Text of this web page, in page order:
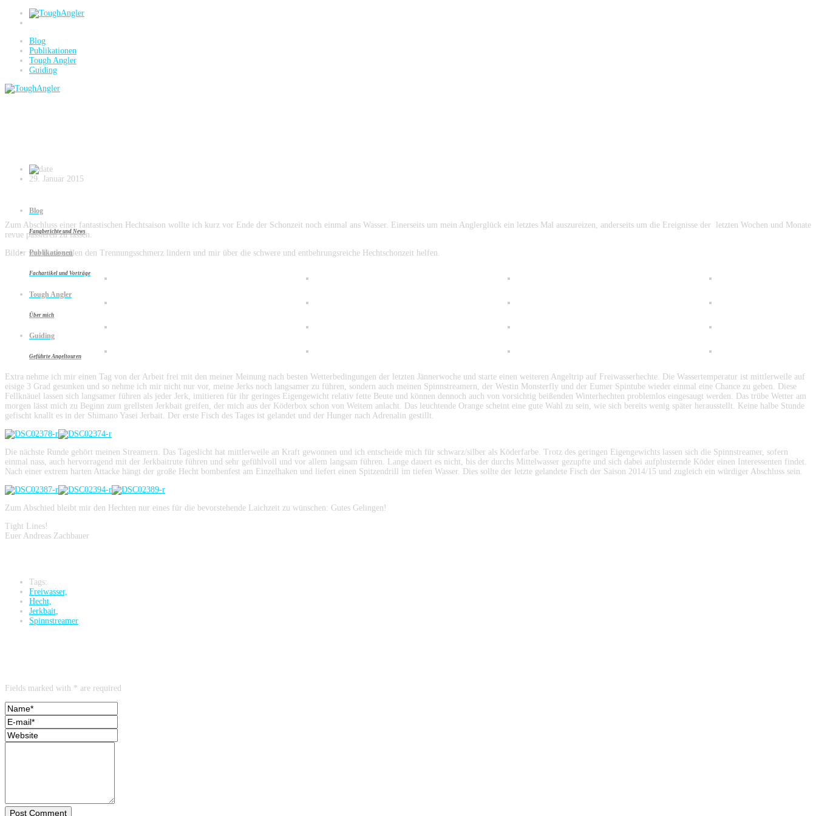
Blog
Publikationen
Tough Angler
Guiding
Blog
Fangberichte und News
Publikationen
Fachartikel und Vorträge
Tough Angler
Über mich
Guiding
Geführte Angeltouren
29. Januar 2015
Zum Abschluss einer fantastischen Hechtsaison wollte ich kurz vor Ende der Schonzeit noch einmal ans Wasser. Einerseits um mein Anglerglück ein letztes Mal auszureizen, anderseits um die Ereignisse der letzten Wochen und Monate
revue passieren zu lassen.
Bilder wie diese sollen den Trennungsschmerz lindern und mir über die schwere und entbehrungsreiche Hechtschonzeit helfen.
Extra nehme ich mir einen Tag von der Arbeit frei mit den meiner Meinung nach besten Wetterbedingungen der letzten Jännerwoche und starte einen weiteren Angeltrip auf Freiwasserhechte. Die Wassertemperatur ist mittlerweile auf
eisige 3 Grad gesunken und so nehme ich mir nicht nur vor, meine Jerks noch langsamer zu führen, sondern auch meinen Spinnstreamern, der Westin Monsterfly und der Eumer Spintube wieder einmal eine Chance zu geben. Diese
Fellknäuel lassen sich langsamer führen als jeder Jerk, imitieren für ihr geringes Eigengewicht relativ fette Beute und können dennoch auch von vorsichtig beißenden Winterhechten problemlos eingesaugt werden. Das trübe Wetter am
morgen lässt mich zu Beginn zum grellsten Jerkbait greifen, der mich aus der Köderbox schon von Weitem anlacht. Das leuchtende Orange scheint eine gute Wahl zu sein, wie sich bereits wenig später herausstellt. Keine halbe Stunde
gefischt knallt es in der Shimano Yasei Jerbait. Der erste Fisch des Tages ist gelandet und der Hunger nach Adrenalin gestillt.
Die nächste Runde gehört meinen Streamern. Das Tageslicht hat mittlerweile an Kraft gewonnen und ich entscheide mich für schwarz/silber als Köderfarbe. Trotz des geringen Eigengewichts lassen sich die Spinnstreamer, sofern
einmal nass, auch hervorragend mit der Jerkbaitrute führen und sehr gefühlvoll und vor allem langsam führen. Lange dauert es nicht, bis der durchs Mittelwasser gezupfte und sich dabei aufplusternde Köder einen Interessenten findet.
Nach einer extrem harten Attacke hängt der große Hecht bombenfest am Einzelhaken und liefert einen Spitzendrill im tiefen Wasser. Dies sollte der letzte gelandete Fisch der Saison 2014/15 und zugleich ein würdiger Abschluss sein.
Zum Abschied bleibt mir den Hechten nur eines für die bevorstehende Laichzeit zu wünschen: Gutes Gelingen!
Tight Lines!
Euer Andreas Zachbauer
Tags:
Freiwasser,
Hecht,
Jerkbait,
Spinnstreamer
Fields marked with * are required